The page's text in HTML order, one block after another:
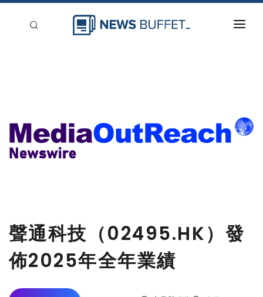
刊登
聲通科技（02495.HK）發
佈2025年全年業績